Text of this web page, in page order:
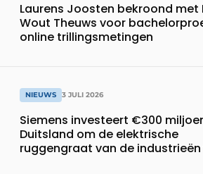
Laurens Joosten bekroond met
Wout Theuws voor
online trillingsmetingen
NIEUWS 3 JULI 2026
Siemens investeert €300
Duitsland om de elektrische
ruggengraat van de industrieën